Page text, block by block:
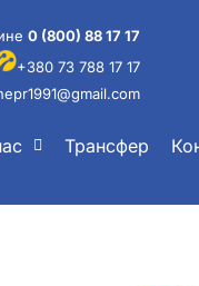
0 (800) 88 17 17
+380 73 788 17 17
Трансфер